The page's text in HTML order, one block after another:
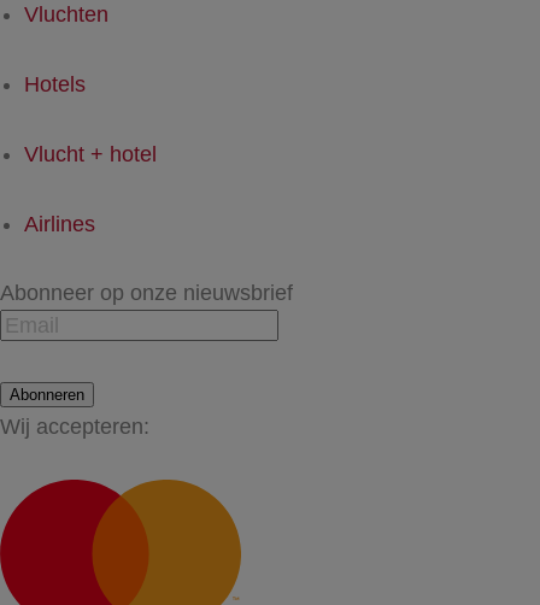
Vluchten
Hotels
Vlucht + hotel
Airlines
Abonneer op onze nieuwsbrief
Abonneren
Wij accepteren: